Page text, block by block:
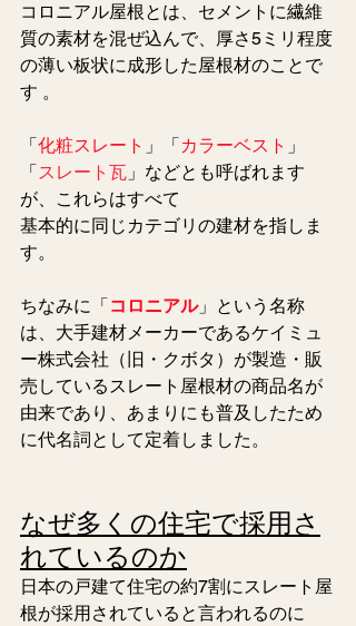
コロニアル屋根とは、セメントに繊維
質の素材を混ぜ込んで、厚さ5ミリ程度
の薄い板状に成形した屋根材のことで
す 。
「化粧スレート 」「カラーベスト 」
「スレート瓦 」などとも呼ばれます
が、これらはすべて
基本的に同じカテゴリの建材を指しま
す。
ちなみに「コロニアル」という名称
は、大手建材メーカーであるケイミュ
ー株式会社（旧・クボタ）が製造・販
売しているスレート屋根材の商品名が
由来であり、あまりにも普及したため
に代名詞として定着しました。
なぜ多くの住宅で採用さ
れているのか
日本の戸建て住宅の約7割にスレート屋
根が採用されていると言われるのに